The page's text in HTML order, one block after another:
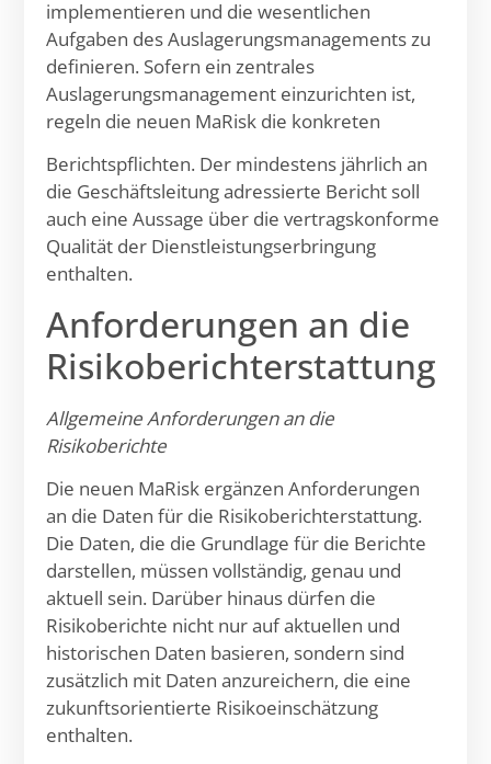
implementieren und die wesentlichen
Aufgaben des Auslagerungsmanagements zu
definieren. Sofern ein zentrales
Auslagerungsmanagement einzurichten ist,
regeln die neuen MaRisk die konkreten
Berichtspflichten. Der mindestens jährlich an
die Geschäftsleitung adressierte Bericht soll
auch eine Aussage über die vertragskonforme
Qualität der Dienstleistungserbringung
enthalten.
Anforderungen an die
Risikoberichterstattung
Allgemeine Anforderungen an die
Risikoberichte
Die neuen MaRisk ergänzen Anforderungen
an die Daten für die Risikoberichterstattung.
Die Daten, die die Grundlage für die Berichte
darstellen, müssen vollständig, genau und
aktuell sein. Darüber hinaus dürfen die
Risikoberichte nicht nur auf aktuellen und
historischen Daten basieren, sondern sind
zusätzlich mit Daten anzureichern, die eine
zukunftsorientierte Risikoeinschätzung
enthalten.